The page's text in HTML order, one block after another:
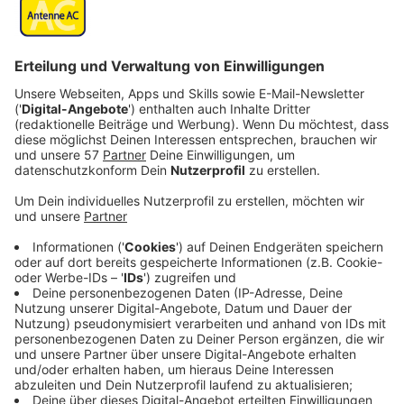
Anzeige
Am Aachener Adalbertsteinweg gilt wegen des
schweren Unfalls am Karnevalssonntag
vorübergehend eine neue Verkehrsführung.
Die Stadt hat an der Kreuzung mit Elsass- und
Sedanstraße die Zufahrt über die Bismarckstraße in
beide Richtungen gesperrt. Außerdem kommt man von
der Sedanstraße nicht mehr auf den
Adalbertsteinweg.
Bei dem Unfall hat ein Rettungswagen unter anderem
eine Ampel beschädigt.
Am Mitwoch wird dort zunächst eine Baustellenampel
in Betrieb genommen, hat die Stadt Aachen uns
gesagt. Solange müsse der Verkehr im Bereich